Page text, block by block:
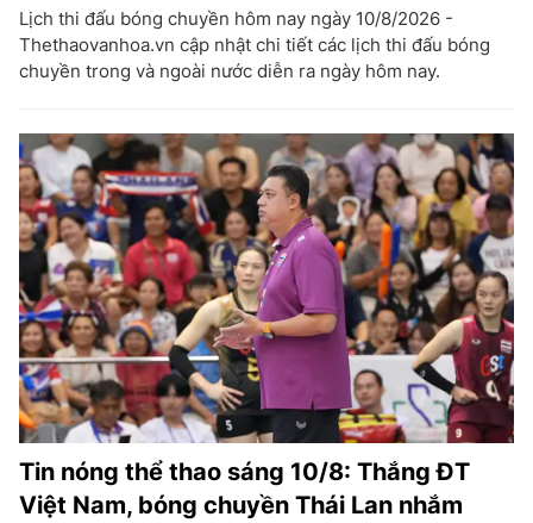
Lịch thi đấu bóng chuyền hôm nay ngày 10/8/2026 -
Thethaovanhoa.vn cập nhật chi tiết các lịch thi đấu bóng
chuyền trong và ngoài nước diễn ra ngày hôm nay.
Tin nóng thể thao sáng 10/8: Thắng ĐT
Việt Nam, bóng chuyền Thái Lan nhắm